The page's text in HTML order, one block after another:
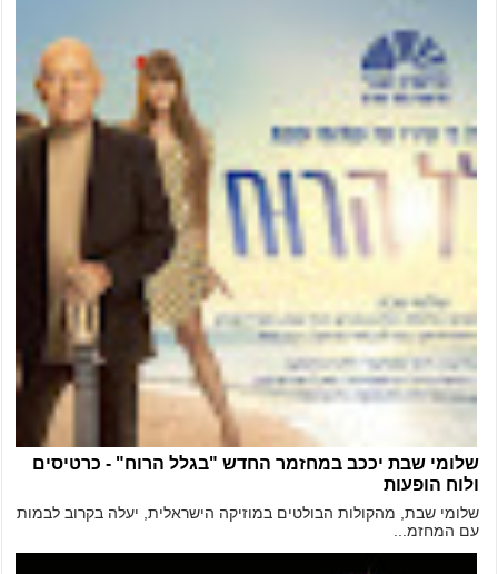
שלומי שבת יככב במחזמר החדש "בגלל הרוח" - כרטיסים
ולוח הופעות
שלומי שבת, מהקולות הבולטים במוזיקה הישראלית, יעלה בקרוב לבמות
עם המחזמ...